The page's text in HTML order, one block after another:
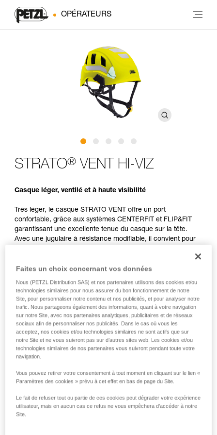
OPÉRATEURS
STRATO® VENT HI-VIZ
Casque léger, ventilé et à haute visibilité
Très léger, le casque STRATO VENT offre un port
confortable, grâce aux systèmes CENTERFIT et FLIP&FIT
garantissant une excellente tenue du casque sur la tête.
Avec une jugulaire à résistance modifiable, il convient pour
optimale d’une lampe frontale Petzl, d’une visière de
accessoires en fait un casque entièrement modulable,
répondant aux besoins additionnels des professionnels. La
version haute visibilité est dotée d'une coque externe de
couleur fluorescente avec des clips phosphorescents et des
bandes réfléchissantes, pour une visibilité optimale du
travailleur, de jour et de nuit.
STRATO
Faites un choix concernant vos données
Nous (PETZL Distribution SAS) et nos partenaires utilisons des cookies et/ou
technologies similaires pour nous assurer du bon fonctionnement de notre
Site, pour personnaliser notre contenu et nos publicités, et pour analyser notre
trafic. Nous partageons également des informations, quant à votre navigation
sur notre Site, avec nos partenaires analytiques, publicitaires et de réseaux
sociaux afin de personnaliser nos publicités. Dans le cas où vous les
acceptez, nos cookies et/ou technologies similaires ne sont actifs que sur
notre Site et ne vous suivront pas sur d’autres sites web. Les cookies et/ou
technologies similaires de nos partenaires vous suivront pendant toute votre
navigation.
Vous pouvez retirer votre consentement à tout moment en cliquant sur le lien «
Paramètres des cookies » prévu à cet effet en bas de page du Site.
Le fait de refuser tout ou partie de ces cookies peut dégrader votre expérience
utilisateur, mais en aucun cas ce refus ne vous empêchera d’accéder à notre
Site.